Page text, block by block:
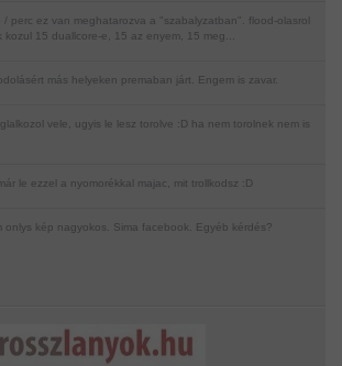
/ perc ez van meghatarozva a "szabalyzatban". flood-olasrol
kozul 15 duallcore-e, 15 az enyem, 15 meg...
más helyeken premaban járt. Engem is zavar.
vele, ugyis le lesz torolve :D ha nem torolnek nem is
le ezzel a nyomorékkal majac, mit trollkodsz :D
onlys kép nagyokos. Sima facebook. Egyéb kérdés?